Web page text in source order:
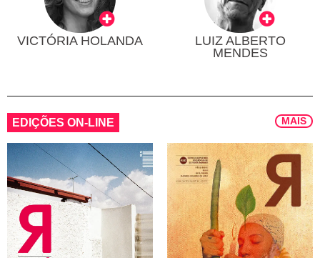
VICTÓRIA HOLANDA
LUIZ ALBERTO
MENDES
EDIÇÕES ON-LINE MAIS